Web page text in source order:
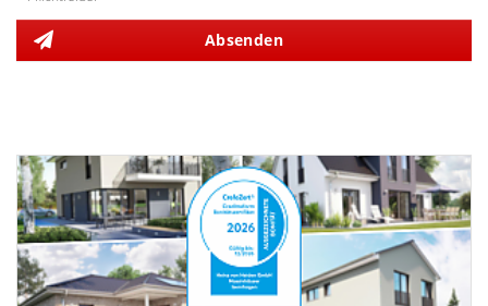
Absenden